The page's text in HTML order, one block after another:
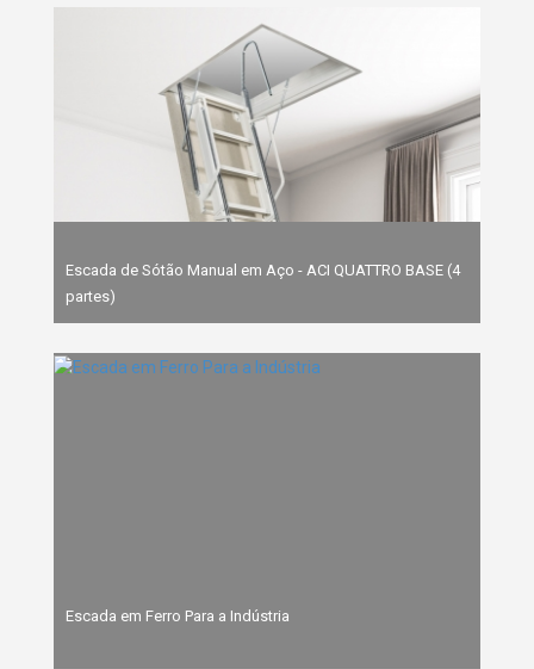
Escada de Sótão Manual em Aço - ACI QUATTRO BASE (4
partes)
Escada em Ferro Para a Indústria